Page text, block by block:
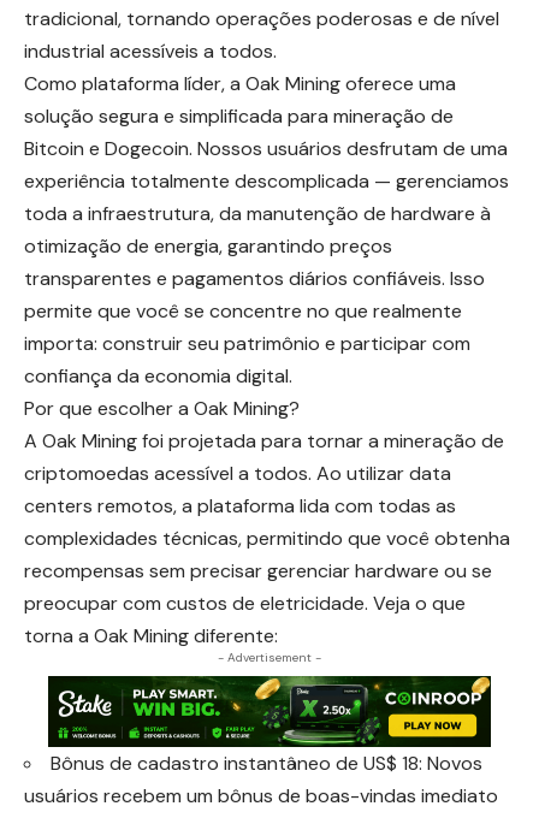
tradicional, tornando operações poderosas e de nível
industrial acessíveis a todos.
Como plataforma líder, a Oak Mining oferece uma
solução segura e simplificada para mineração de
Bitcoin e Dogecoin. Nossos usuários desfrutam de uma
experiência totalmente descomplicada — gerenciamos
toda a infraestrutura, da manutenção de hardware à
otimização de energia, garantindo preços
transparentes e pagamentos diários confiáveis. Isso
permite que você se concentre no que realmente
importa: construir seu patrimônio e participar com
confiança da economia digital.
Por que escolher a Oak Mining?
A Oak Mining foi projetada para tornar a mineração de
criptomoedas acessível a todos. Ao utilizar data
centers remotos, a plataforma lida com todas as
complexidades técnicas, permitindo que você obtenha
recompensas sem precisar gerenciar hardware ou se
preocupar com custos de eletricidade. Veja o que
torna a Oak Mining diferente:
- Advertisement -
Bônus de cadastro instantâneo de US$ 18: Novos
usuários recebem um bônus de boas-vindas imediato